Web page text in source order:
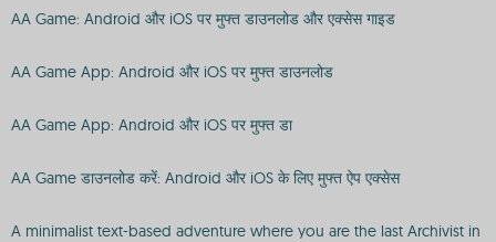
AA Game: Android और iOS पर मुफ्त डाउनलोड और एक्सेस गाइड
AA Game App: Android और iOS पर मुफ्त डाउनलोड
AA Game App: Android और iOS पर मुफ्त डा
AA Game डाउनलोड करें: Android और iOS के लिए मुफ्त ऐप एक्सेस
A minimalist text-based adventure where you are the last Archivist in